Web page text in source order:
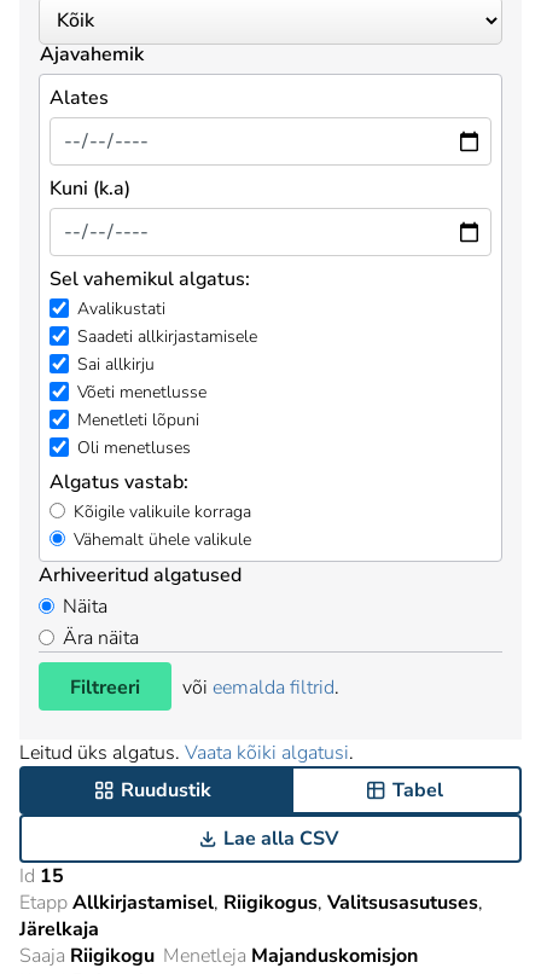
Ajavahemik
Alates
Kuni (k.a)
Sel vahemikul algatus:
Avalikustati
Saadeti allkirjastamisele
Sai allkirju
Võeti menetlusse
Menetleti lõpuni
Oli menetluses
Algatus vastab:
Kõigile valikuile korraga
Vähemalt ühele valikule
Arhiveeritud algatused
Näita
Ära näita
Filtreeri
või eemalda filtrid.
Leitud üks algatus. Vaata kõiki algatusi.
Ruudustik
Tabel
Lae alla CSV
Id 15
EtappAllkirjastamisel Riigikogus Valitsusasutuses
Järelkaja
Saaja Riigikogu Menetleja Majanduskomisjon